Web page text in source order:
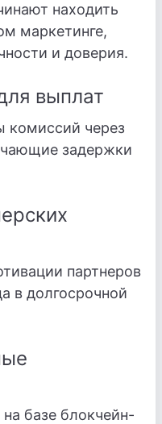
находить
маркетинге,
и доверия.
выплат
комиссий через
задержки
партнеров
в долгосрочной
базе блокчейн-